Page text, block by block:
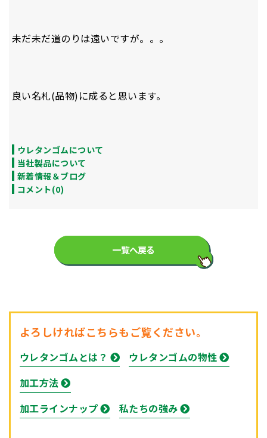
未だ未だ道のりは遠いですが。。。
良い名札(品物)に成ると思います。
ウレタンゴムについて
当社製品について
新着情報＆ブログ
コメント(0)
一覧へ戻る
よろしければこちらもご覧ください。
ウレタンゴムとは？
ウレタンゴムの物性
加工方法
加工ラインナップ
私たちの強み